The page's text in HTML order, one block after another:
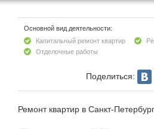
Основной вид деятельности:
Капитальный ремонт квартир
Отделочные работы
Поделиться:
Ремонт квартир в Санкт-